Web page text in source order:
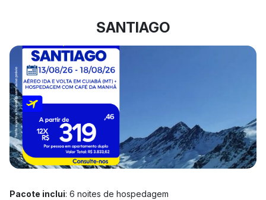
SANTIAGO
Pacote inclui: 6 noites de hospedagem